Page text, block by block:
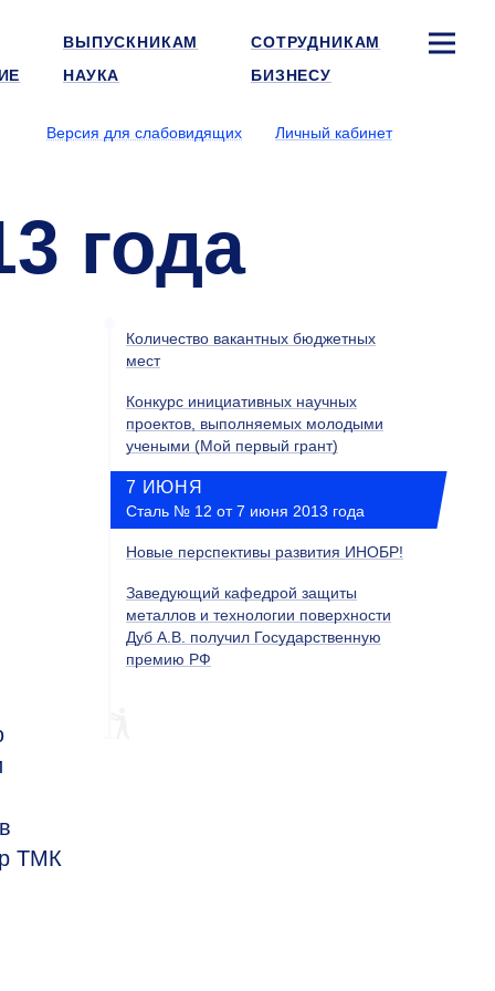
ВЫПУСКНИКАМ
СОТРУДНИКАМ
НАУКА БИЗНЕСУ
Версия для слабовидящих
Личный кабинет
года
ТМК
Количество вакантных бюджетных
мест
Конкурс инициативных научных
проектов, выполняемых молодыми
учеными (Мой первый грант)
7 ИЮНЯ
Сталь № 12 от 7 июня 2013 года
Новые перспективы развития ИНОБР!
Заведующий кафедрой защиты
металлов и технологии поверхности
Дуб А.В. получил Государственную
премию РФ